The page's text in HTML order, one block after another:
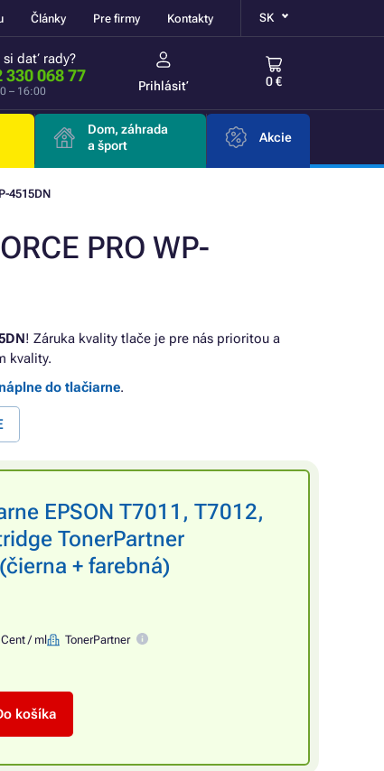
Články Pre firmy Kontakty SK
si dať rady?
330 068 77
– 16:00 Prihlásiť 0 €
Dom, záhrada
a šport
Akcie
4515DN
PRO WP-
! Záruka kvality tlače je pre nás prioritou a
kvality.
do tlačiarne.
EPSON T7011, T7012,
TonerPartner
+ farebná)
/ ml
TonerPartner
košíka